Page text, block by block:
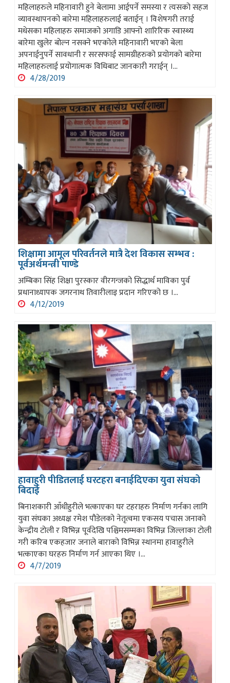
महिलाहरुले महिनावारी हुने बेलामा आईपर्ने समस्या र त्यसको सहज
व्यावस्थापनको बारेमा महिलाहरुलाई बताईन् । विशेषगरी तराई
मधेसका महिलाहरु समाजको अगाडि आफ्नो शारिरिक स्वास्थ्य
बारेमा खुलेर बोल्न नसक्ने भएकोले महिनावारी भएको बेला
अपनाईनुपर्ने सावधानी र सरसफाई सामग्रीहरुको प्रयोगको बारेमा
महिलाहरुलाई प्रयोगात्मक विधिबाट जानकारी गराईन् ।...
4/28/2019
शिक्षामा आमूल परिवर्तनले मात्रै देश विकास सम्भव :
पूर्वअर्थमन्त्री पाण्डे
अम्बिका सिंह शिक्षा पुरस्कार वीरगन्जको सिद्धार्थ माविका पुर्व
प्रधानाध्यापक जगरनाथ तिवारीलाइ प्रदान गरिएको छ ।...
4/12/2019
हावाहुरी पीडितलाई घरटहरा बनाईदिएका युवा संघको
बिदाई
बिनाशकारी आँधीहुरीले भत्काएका घर टहराहरु निर्माण गर्नका लागि
युवा संघका अध्यक्ष रमेश पौडेलको नेतृत्वमा एकसय पचास जनाको
केन्द्रीय टोली र विभिन्न पूर्वदेखि पश्चिमसम्मका विभिन्न जिल्लाका टोली
गरी करिब एकहजार जनाले बाराको विभिन्न स्थानमा हावाहुरीले
भत्काएका घरहरु निर्माण गर्न आएका थिए ।...
4/7/2019